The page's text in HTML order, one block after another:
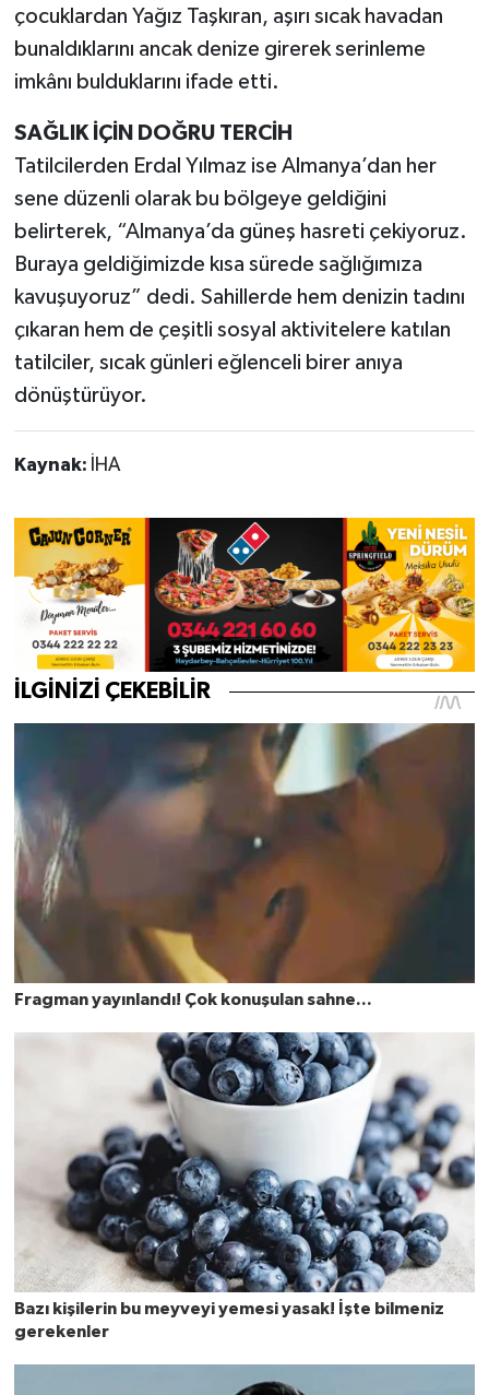
çocuklardan Yağız Taşkıran, aşırı sıcak havadan
bunaldıklarını ancak denize girerek serinleme
imkânı bulduklarını ifade etti.
SAĞLIK İÇİN DOĞRU TERCİH
Tatilcilerden Erdal Yılmaz ise Almanya’dan her
sene düzenli olarak bu bölgeye geldiğini
belirterek, “Almanya’da güneş hasreti çekiyoruz.
Buraya geldiğimizde kısa sürede sağlığımıza
kavuşuyoruz” dedi. Sahillerde hem denizin tadını
çıkaran hem de çeşitli sosyal aktivitelere katılan
tatilciler, sıcak günleri eğlenceli birer anıya
dönüştürüyor.
Kaynak: İHA